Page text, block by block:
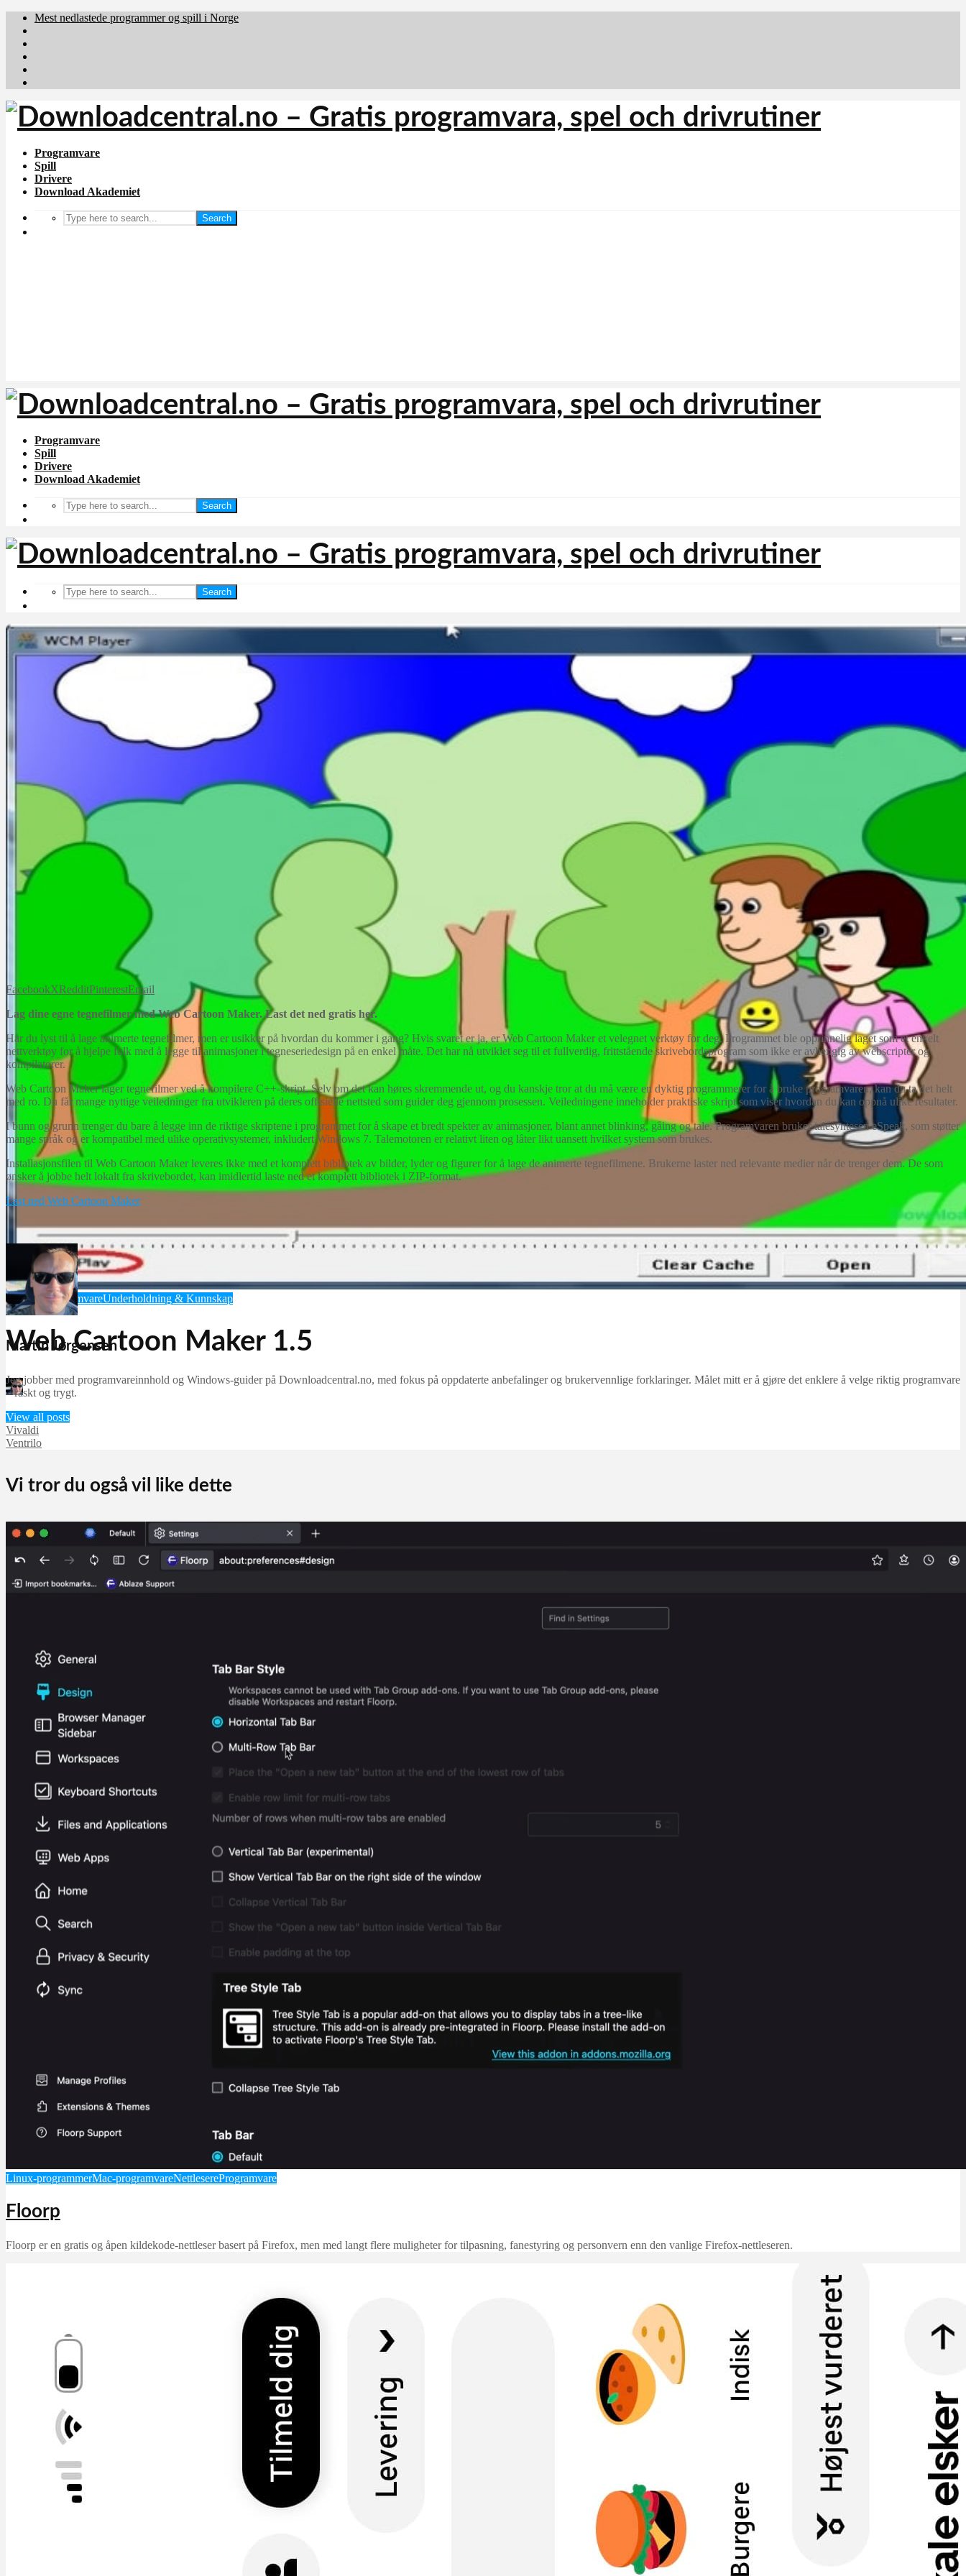
Mest nedlastede programmer og spill i Norge
Programvare
Spill
Drivere
Download Akademiet
Search
Programvare
Spill
Drivere
Download Akademiet
Search
Search
GenereltProgramvareUnderholdning & Kunnskap
Web Cartoon Maker 1.5
Martin Jørgensen
FacebookXRedditPinterestEmail
Lag dine egne tegnefilmer med Web Cartoon Maker. Last det ned gratis her.
Har du lyst til å lage animerte tegnefilmer, men er usikker på hvordan du kommer i gang? Hvis svaret er ja, er Web Cartoon Maker et velegnet verktøy for deg. Programmet ble opprinnelig laget som et enkelt
nettverktøy for å hjelpe folk med å legge til animasjoner i tegneseriedesign på en enkel måte. Det har nå utviklet seg til et fullverdig, frittstående skrivebordsprogram som ikke er avhengig av webscripter og
kompilatorer.
Web Cartoon Maker lager tegnefilmer ved å kompilere C++-skript. Selv om det kan høres skremmende ut, og du kanskje tror at du må være en dyktig programmerer for å bruke programvaren, kan du ta det helt
med ro. Du får mange nyttige veiledninger fra utvikleren på deres offisielle nettsted som guider deg gjennom prosessen. Veiledningene inneholder praktiske skript som viser hvordan du kan oppnå ulike resultater.
I bunn og grunn trenger du bare å legge inn de riktige skriptene i programmet for å skape et bredt spekter av animasjoner, blant annet blinking, gåing og tale. Programvaren bruker talesyntesen eSpeak, som støtter
mange språk og er kompatibel med ulike operativsystemer, inkludert Windows 7. Talemotoren er relativt liten og låter likt uansett hvilket system som brukes.
Installasjonsfilen til Web Cartoon Maker leveres ikke med et komplett bibliotek av bilder, lyder og figurer for å lage de animerte tegnefilmene. Brukerne laster ned relevante medier når de trenger dem. De som
ønsker å jobbe helt lokalt fra skrivebordet, kan imidlertid laste ned et komplett bibliotek i ZIP-format.
Last ned Web Cartoon Maker
Martin Jørgensen
Jeg jobber med programvareinnhold og Windows-guider på Downloadcentral.no, med fokus på oppdaterte anbefalinger og brukervennlige forklaringer. Målet mitt er å gjøre det enklere å velge riktig programvare
– raskt og trygt.
View all posts
Vivaldi
Ventrilo
Vi tror du også vil like dette
Linux-programmerMac-programvareNettlesereProgramvare
Floorp
Floorp er en gratis og åpen kildekode-nettleser basert på Firefox, men med langt flere muligheter for tilpasning, fanestyring og personvern enn den vanlige Firefox-nettleseren.